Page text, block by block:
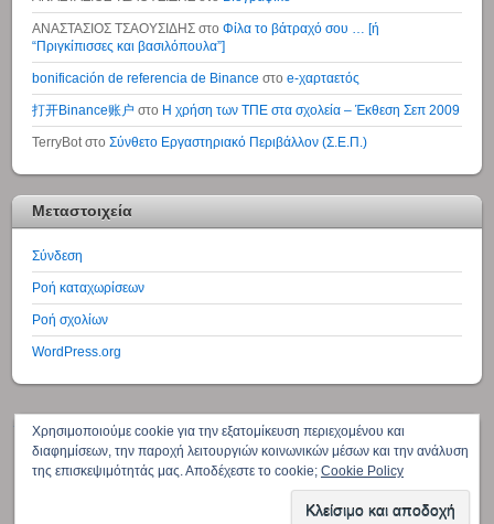
ΑΝΑΣΤΑΣΙΟΣ ΤΣΑΟΥΣΙΔΗΣ στοΦίλα το βάτραχό σου … [ή
“Πριγκίπισσες και βασιλόπουλα”]
bonificación de referencia de Binance στοe-χαρταετός
打开Binance账户 στο Η χρήση των ΤΠΕ στα σχολεία – Έκθεση Σεπ 2009
TerryBot στοΣύνθετο Εργαστηριακό Περιβάλλον (Σ.Ε.Π.)
Μεταστοιχεία
Σύνδεση
Ροή καταχωρίσεων
Ροή σχολίων
WordPress.org
↑
Αρχική Βιογραφικό Επιμορφωτική δράση – Δημοσιεύσεις
Γιάννης Σαλονικίδης - Δ@σκ@λος
Χρησιμοποιούμε cookie για την εξατομίκευση περιεχομένου και
διαφημίσεων, την παροχή λειτουργιών κοινωνικών μέσων και την ανάλυση
της επισκεψιμότητάς μας. Αποδέχεστε το cookie; Cookie Policy